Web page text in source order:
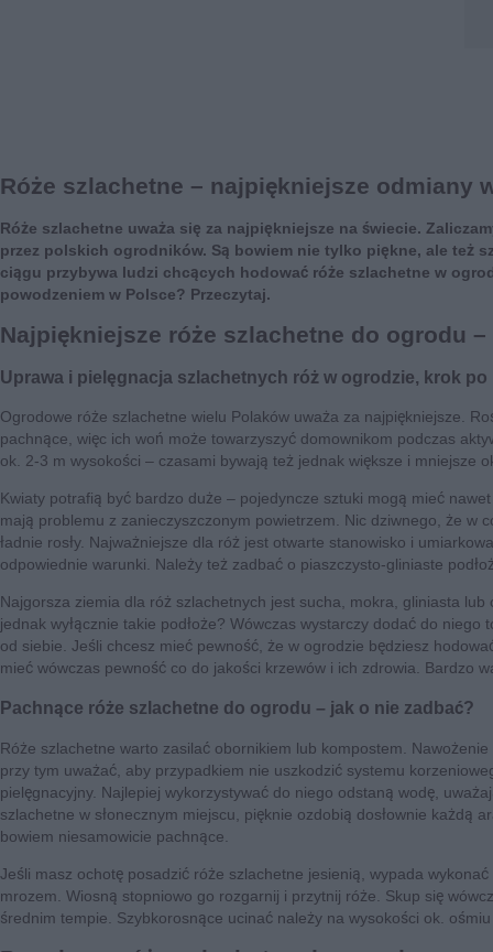
Róże szlachetne – najpiękniejsze odmiany
Róże szlachetne uważa się za najpiękniejsze na świecie.
przez polskich ogrodników. Są bowiem nie tylko piękne, ale też
ciągu przybywa ludzi chcących hodować róże szlachetne w
powodzeniem w Polsce? Przeczytaj.
Najpiękniejsze róże szlachetne do ogrodu
Uprawa i pielęgnacja szlachetnych róż w ogrodzie, krok
Ogrodowe róże szlachetne wielu Polaków uważa za najpiękniejsze.
pachnące, więc ich woń może towarzyszyć domownikom podczas
ok. 2-3 m wysokości – czasami bywają też jednak większe i mniejsze
Kwiaty potrafią być bardzo duże – pojedyncze sztuki mogą mieć
mają problemu z zanieczyszczonym powietrzem. Nic dziwnego, że w
ładnie rosły. Najważniejsze dla róż jest otwarte stanowisko i
odpowiednie warunki. Należy też zadbać o piaszczysto-gliniaste
Najgorsza ziemia dla róż szlachetnych jest sucha, mokra, gliniasta
jednak wyłącznie takie podłoże? Wówczas wystarczy dodać do
od siebie. Jeśli chcesz mieć pewność, że w ogrodzie będziesz
mieć wówczas pewność co do jakości krzewów i ich zdrowia. Bardzo
Pachnące róże szlachetne do ogrodu – jak o nie zadbać?
Róże szlachetne warto zasilać obornikiem lub kompostem.
przy tym uważać, aby przypadkiem nie uszkodzić systemu
pielęgnacyjny. Najlepiej wykorzystywać do niego odstaną wodę,
szlachetne w słonecznym miejscu, pięknie ozdobią dosłownie każdą
bowiem niesamowicie pachnące.
Jeśli masz ochotę posadzić róże szlachetne jesienią, wypada
mrozem. Wiosną stopniowo go rozgarnij i przytnij róże. Skup się
średnim tempie. Szybkorosnące ucinać należy na wysokości ok.